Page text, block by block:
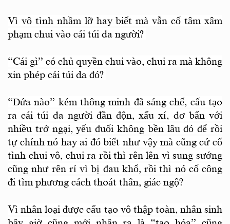
Vì vô tình nhầm lỡ hay biết mà vẫn cố tâm xâm
phạm chui vào cái túi da người?
“Cái gì” có chủ quyền chui vào, chui ra mà không
xin phép cái túi da đó?
“Đứa nào” kém thông minh đã sáng chế, cấu tạo
ra cái túi da người đần độn, xấu xí, dơ bẩn với
nhiều trở ngại, yếu đuối không bền lâu đó để rồi
tự chính nó hay ai đó biết như vậy mà cũng cứ cố
tình chui vô, chui ra rồi thì rên lên vì sung sướng
cũng như rên rỉ vì bị đau khổ, rồi thì nó cố công
đi tìm phương cách thoát thân, giác ngộ?
Vì nhân loại được cấu tạo vô thập toàn, nhân sinh